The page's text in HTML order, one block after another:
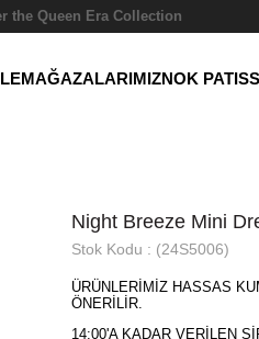
the Queen Era Collection
MAĞAZALARIMIZNOK
Night Breeze Mini
Stok Kodu (24S5006)
ÜRÜNLERİMİZ HASSAS
ÖNERİLİR.
14:00'A KADAR VERİLEN